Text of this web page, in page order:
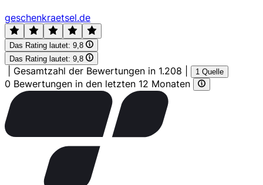
geschenkraetsel.de
Das Rating lautet: 9,8
Das Rating lautet: 9,8
Gesamtzahl der Bewertungen in 1.208 1 Quelle
0 Bewertungen in den letzten 12 Monaten